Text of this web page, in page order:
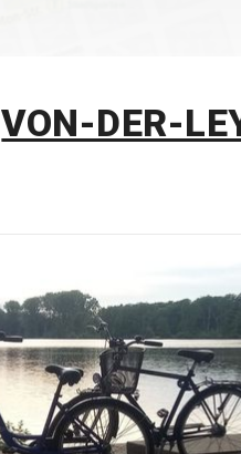
VON-DER-